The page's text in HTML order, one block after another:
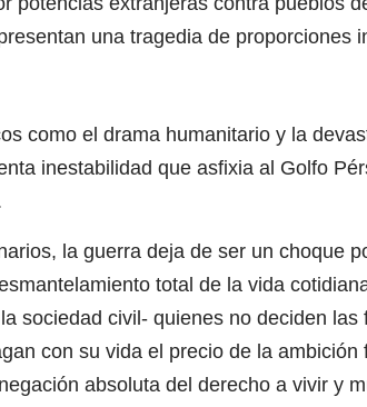
una tragedia de proporciones
como el drama humanitario y la
inestabilidad que asfixia al Golfo
la guerra deja de ser un choque
total de la vida
sociedad civil- quienes no deciden
con su vida el precio de la ambición
absoluta del derecho a vivir y